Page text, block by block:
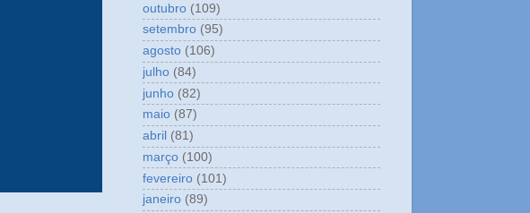
outubro (109)
setembro (95)
agosto (106)
julho (84)
junho (82)
maio (87)
abril (81)
março (100)
fevereiro (101)
janeiro (89)